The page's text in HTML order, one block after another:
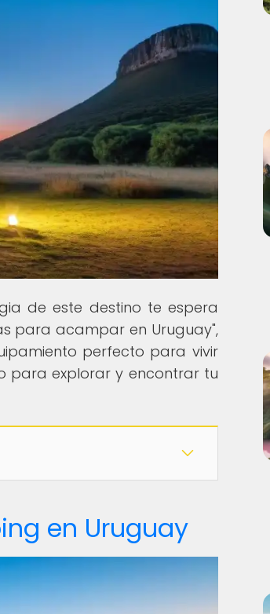
de este destino te espera
para acampar en Uruguay",
perfecto para vivir
para explorar y encontrar tu
en Uruguay